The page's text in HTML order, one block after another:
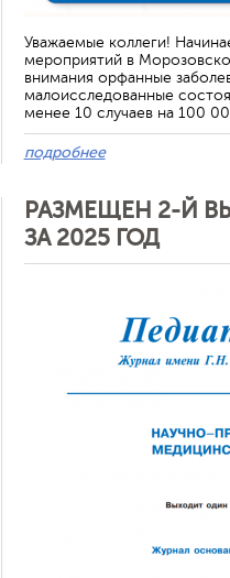
Уважаемые коллеги!
мероприятий в
внимания орфанные
малоисследованные
менее 10 случаев на 100
подробнее
РАЗМЕЩЕН 2-Й
ЗА 2025 ГОД